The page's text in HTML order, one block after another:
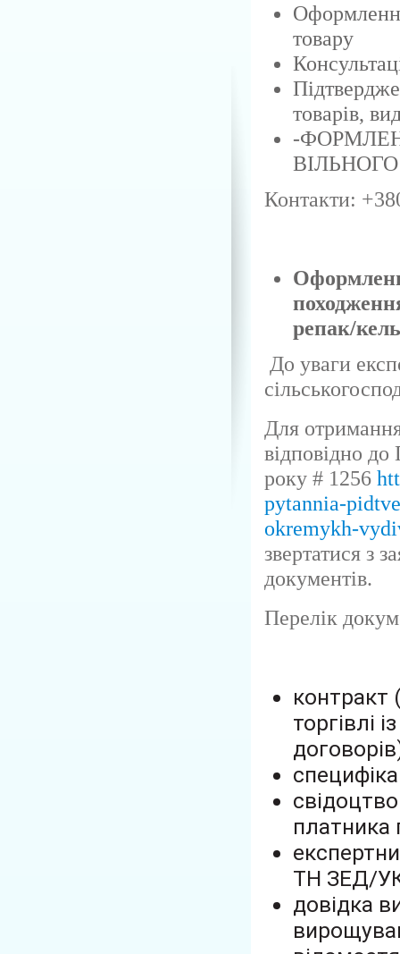
товару
товарів,
-
Контакти:
репак/
До уваги
Для
відповідно
року # 1256
pytannia-
okremykh-
звертатися з
документів.
Перелік
контракт
торгівлі
платника
ТН ЗЕД/
довідка